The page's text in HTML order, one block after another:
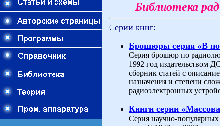
Библиотека
Серии книг:
Брошюры серии «В
Серия брошюр по
1992 год издательством
сборник статей с
назначения и степени
радиоэлектронных
Книги серии
Серия научно-